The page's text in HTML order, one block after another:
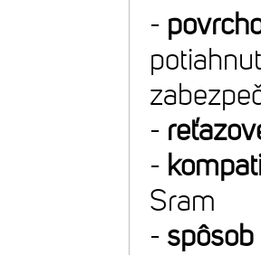
-
-
-
Sram
- spôsob